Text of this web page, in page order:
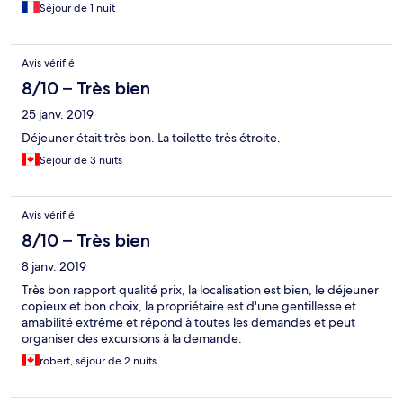
Séjour de 1 nuit
Avis vérifié
8/10 – Très bien
25 janv. 2019
Déjeuner était très bon. La toilette très étroite.
Séjour de 3 nuits
Avis vérifié
8/10 – Très bien
8 janv. 2019
Très bon rapport qualité prix, la localisation est bien, le déjeuner
copieux et bon choix, la propriétaire est d'une gentillesse et
amabilité extrême et répond à toutes les demandes et peut
organiser des excursions à la demande.
robert, séjour de 2 nuits